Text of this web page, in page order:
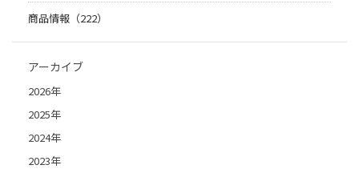
商品情報（222）
アーカイブ
2026年
2025年
2024年
2023年